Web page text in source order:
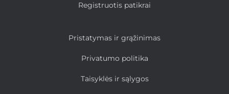
Registruotis patikrai
Pristatymas ir grąžinimas
Privatumo politika
Taisyklės ir sąlygos